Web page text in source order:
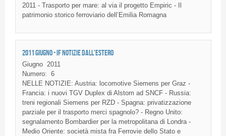
2011 - Trasportoper mare: al via il progettoEmpiric - Il
patrimonio storico ferroviario dell’Emilia Romagna
2011 GIUGNO - IF NOTIZIE DALL'ESTERO
Giugno 2011
Numero: 6
NELLE NOTIZIE: Austria: locomotive Siemens per Graz -
Francia: i nuovi TGV Duplex di Alstom ad SNCF - Russia:
treni regionali Siemens per RZD - Spagna: privatizzazione
parziale per il trasporto merci spagnolo? - Regno Unito:
segnalamento Bombardier per la metropolitana di Londra -
Medio Oriente: società mista fra Ferrovie dello Stato e